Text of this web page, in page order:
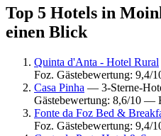
Top 5 Hotels in
einen Blick
Quinta d'Anta - Hotel Rural
Foz. Gästebewertung:
Casa Pinha — 3-Sterne-
Gästebewertung: 8,6/10 —
Fonte da Foz Bed &
Foz. Gästebewertung: